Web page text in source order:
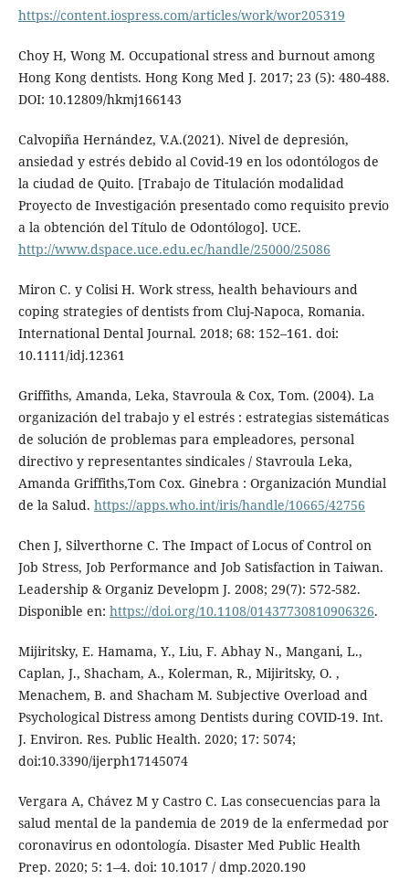
https://content.iospress.com/articles/work/wor205319
Choy H, Wong M. Occupational stress and burnout among
Hong Kong dentists. Hong Kong Med J. 2017; 23 (5): 480-488.
DOI: 10.12809/hkmj166143
Calvopiña Hernández, V.A.(2021). Nivel de depresión,
ansiedad y estrés debido al Covid-19 en los odontólogos de
la ciudad de Quito. [Trabajo de Titulación modalidad
Proyecto de Investigación presentado como requisito previo
a la obtención del Título de Odontólogo]. UCE.
http://www.dspace.uce.edu.ec/handle/25000/25086
Miron C. y Colisi H. Work stress, health behaviours and
coping strategies of dentists from Cluj-Napoca, Romania.
International Dental Journal. 2018; 68: 152–161. doi:
10.1111/idj.12361
Griffiths, Amanda, Leka, Stavroula & Cox, Tom. (‎2004)‎. La
organización del trabajo y el estrés : estrategias sistemáticas
de solución de problemas para empleadores, personal
directivo y representantes sindicales / Stavroula Leka,
Amanda Griffiths,Tom Cox. Ginebra : Organización Mundial
de la Salud. https://apps.who.int/iris/handle/10665/42756
Chen J, Silverthorne C. The Impact of Locus of Control on
Job Stress, Job Performance and Job Satisfaction in Taiwan.
Leadership & Organiz Developm J. 2008; 29(7): 572-582.
Disponible en: https://doi.org/10.1108/01437730810906326.
Mijiritsky, E. Hamama, Y., Liu, F. Abhay N., Mangani, L.,
Caplan, J., Shacham, A., Kolerman, R., Mijiritsky, O. ,
Menachem, B. and Shacham M. Subjective Overload and
Psychological Distress among Dentists during COVID-19. Int.
J. Environ. Res. Public Health. 2020; 17: 5074;
doi:10.3390/ijerph17145074
Vergara A, Chávez M y Castro C. Las consecuencias para la
salud mental de la pandemia de 2019 de la enfermedad por
coronavirus en odontología. Disaster Med Public Health
Prep. 2020; 5: 1–4. doi: 10.1017 / dmp.2020.190